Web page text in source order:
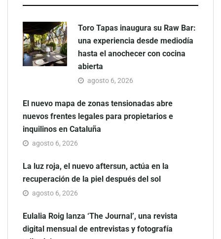
Toro Tapas inaugura su Raw Bar:
una experiencia desde mediodía
hasta el anochecer con cocina
abierta
agosto 6, 2026
El nuevo mapa de zonas tensionadas abre
nuevos frentes legales para propietarios e
inquilinos en Cataluña
agosto 6, 2026
La luz roja, el nuevo aftersun, actúa en la
recuperación de la piel después del sol
agosto 6, 2026
Eulalia Roig lanza ‘The Journal’, una revista
digital mensual de entrevistas y fotografía